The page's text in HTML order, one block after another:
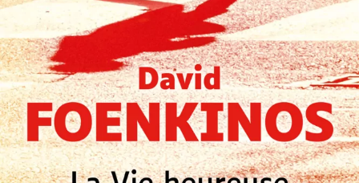
La Vie heureuse
David Foenkinos
27€